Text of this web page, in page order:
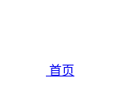
首页